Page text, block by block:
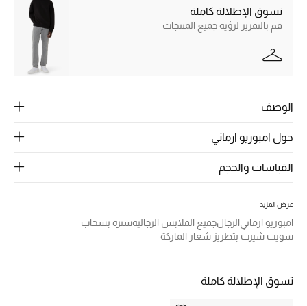
الجمال
المجوهرات
نسوقوا أحدث ما وصلنا
عرض جميع المنتجات
تسوق الإطلالة كاملة
قم بالتمرير لرؤية جميع المنتجات
الوصف
حول امبوريو ارماني
القياسات والحجم
عرض المزيد
امبوريو ارمانيالرجالجميع الملابس الرجاليةسترة بسحاب
سويت شيرت بتطريز شعار الماركة
تسوق الإطلالة كاملة